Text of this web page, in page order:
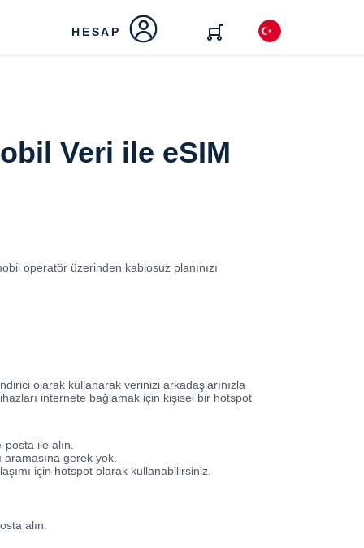
HESAP
Veri ile eSIM
operatör üzerinden kablosuz planınızı
olarak kullanarak verinizi arkadaşlarınızla
internete bağlamak için kişisel bir hotspot
ile alın.
aramasına gerek yok.
için hotspot olarak kullanabilirsiniz.
alın.